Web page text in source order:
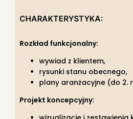
CHARAKTERYSTYKA:
Rozkład funkcjonalny:
wywiad z klientem,
rysunki stanu obecnego,
plany aranżacyjne (do 2.
Projekt koncepcyjny: